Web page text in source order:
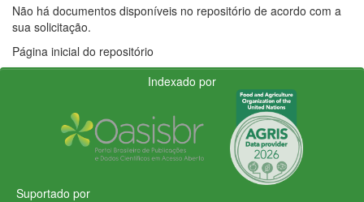
Não há documentos disponíveis no repositório de acordo com a
sua solicitação.
Página inicial do repositório
Indexado por
Suportado por